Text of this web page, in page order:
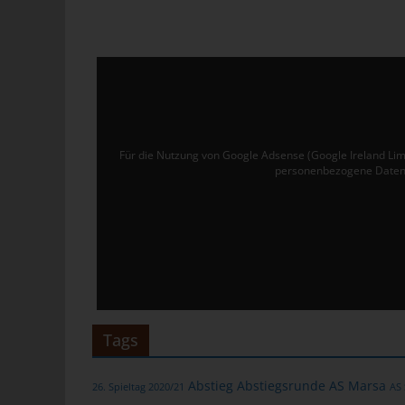
Für die Nutzung von Google Adsense (Google Ireland
personenbezogene
Tags
26. Spieltag 2020/21 Abstieg Abstiegsrunde AS Marsa